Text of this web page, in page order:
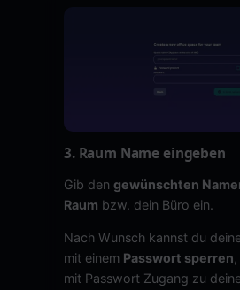
3. Raum Name eingeben
Gib den gewünschten
Raum bzw. dein Büro ein.
Nach Wunsch kannst du
mit einem Passwort sperren
mit Passwort Zugang zu